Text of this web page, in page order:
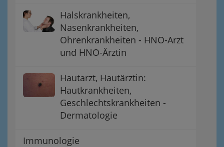
Halskrankheiten,
Nasenkrankheiten,
Ohrenkrankheiten - HNO-Arzt
und HNO-Ärztin
Hautarzt, Hautärztin:
Hautkrankheiten,
Geschlechtskrankheiten -
Dermatologie
Immunologie